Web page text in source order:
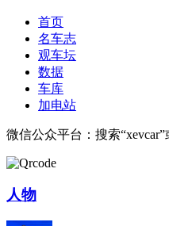
首页
名车志
观车坛
数据
车库
加电站
微信公众平台：搜索
人物